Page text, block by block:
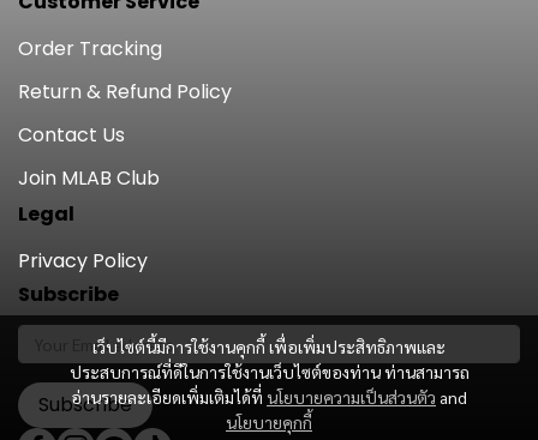
เว็บไซต์นี้มีการใช้งานคุกกี้ เพื่อเพิ่มประสิทธิภาพและ
ประสบการณ์ที่ดีในการใช้งานเว็บไซต์ของท่าน ท่านสามารถ
อ่านรายละเอียดเพิ่มเติมได้ที่ นโยบายความเป็นส่วนตัว and
นโยบายคุกกี้
Order Tracking
Return & Refund Policy
Contact Us
Join MLAB Club
Legal
Privacy Policy
Subscribe
Subscribe